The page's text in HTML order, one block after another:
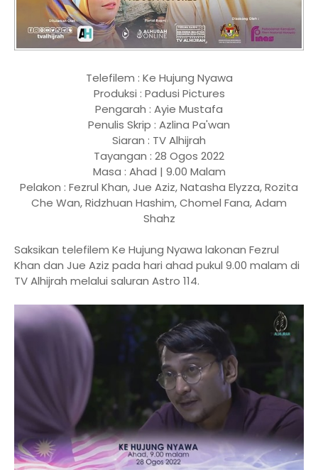
Telefilem : Ke Hujung Nyawa
Produksi : Padusi Pictures
Pengarah : Ayie Mustafa
Penulis Skrip : Azlina Pa'wan
Siaran : TV Alhijrah
Tayangan : 28 Ogos 2022
Masa : Ahad | 9.00 Malam
Pelakon : Fezrul Khan, Jue Aziz,Natasha Elyzza, Rozita
Che Wan, Ridzhuan Hashim, Chomel Fana, Adam
Shahz
Saksikan telefilem Ke Hujung Nyawa lakonan Fezrul
Khan dan Jue Aziz pada hari ahad pukul 9.00 malam di
TV Alhijrah melalui saluran Astro 114.